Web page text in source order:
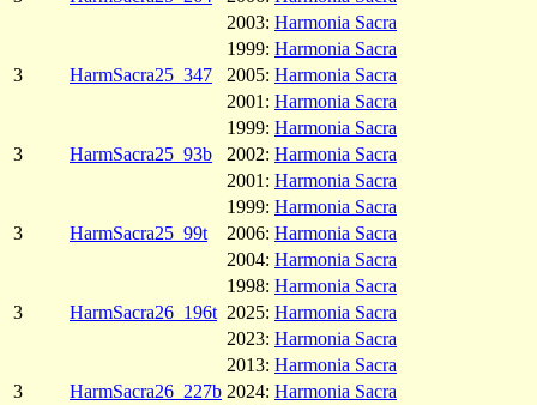
2003: Harmonia Sacra
1999: Harmonia Sacra
3
HarmSacra25_347 2005: Harmonia Sacra
2001: Harmonia Sacra
1999: Harmonia Sacra
3
HarmSacra25_93b 2002: Harmonia Sacra
2001: Harmonia Sacra
1999: Harmonia Sacra
3
HarmSacra25_99t 2006: Harmonia Sacra
2004: Harmonia Sacra
1998: Harmonia Sacra
3
HarmSacra26_196t 2025: Harmonia Sacra
2023: Harmonia Sacra
2013: Harmonia Sacra
3
HarmSacra26_227b 2024: Harmonia Sacra